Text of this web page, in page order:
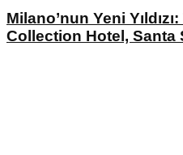
Milano’nun Yeni
Collection Hotel, Santa